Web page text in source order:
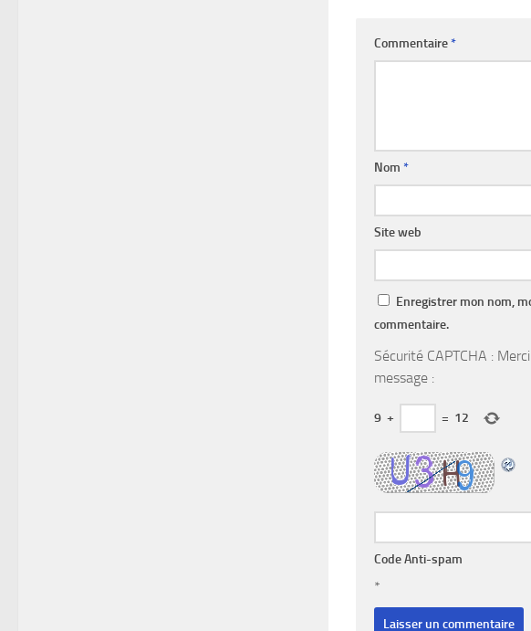
Commentaire*
Nom *
Site web
Enregistrer mon nom,
commentaire.
Sécurité CAPTCHA :
message :
9 + = 12
Code Anti-spam
*